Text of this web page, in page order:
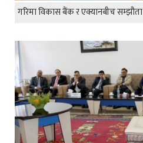
गरिमा विकास बैंक र एक्यानबीच सम्झौता